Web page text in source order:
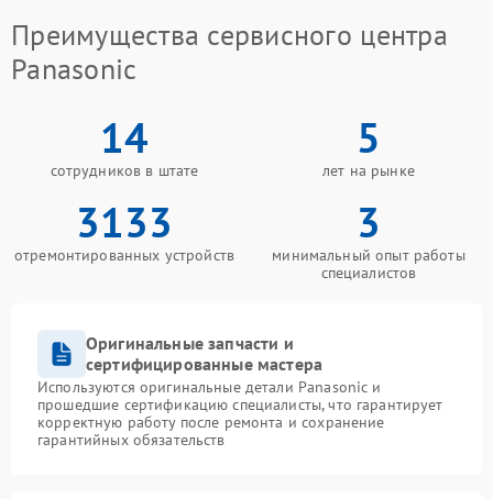
Преимущества сервисного центра
Panasonic
14
сотрудников в штате
5
лет на рынке
3133
отремонтированных устройств
3
минимальный опыт работы
специалистов
Оригинальные запчасти и
сертифицированные мастера
Используются оригинальные детали Panasonic и
прошедшие сертификацию специалисты, что гарантирует
корректную работу после ремонта и сохранение
гарантийных обязательств